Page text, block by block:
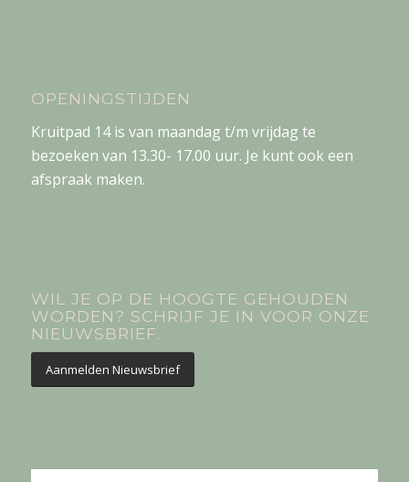
OPENINGSTIJDEN
Kruitpad 14 is van maandag t/m vrijdag te
bezoeken van 13.30- 17.00 uur. Je kunt ook een
afspraak maken.
WIL JE OP DE HOOGTE GEHOUDEN
WORDEN? SCHRIJF JE IN VOOR ONZE
NIEUWSBRIEF.
Aanmelden Nieuwsbrief